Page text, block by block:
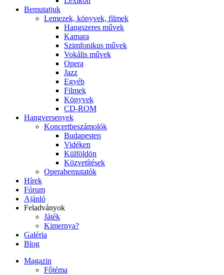
Bemutatjuk
Lemezek, könyvek, filmek
Hangszeres művek
Kamara
Szimfonikus művek
Vokális művek
Opera
Jazz
Egyéb
Filmek
Könyvek
CD-ROM
Hangversenyek
Koncertbeszámolók
Budapesten
Vidéken
Külföldön
Közvetítések
Operabemutatók
Hírek
Fórum
Ajánló
Feladványok
Játék
Kimernya?
Galéria
Blog
Magazin
Főtéma